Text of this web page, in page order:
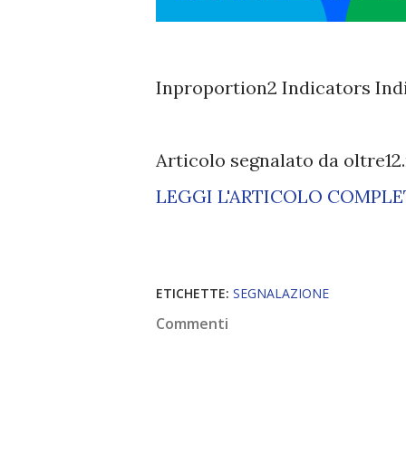
Inproportion2 Indicators
Articolo segnalato da
LEGGI L'ARTICOLO
ETICHETTE: SEGNALAZIONE
Commenti